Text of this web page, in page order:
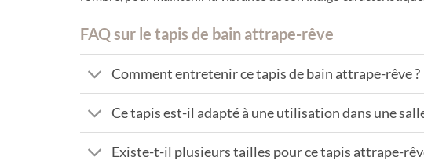
FAQ sur le tapis de bain attrape-rêve
Comment entretenir ce tapis de bain attrape-rêve ?
Ce tapis est-il adapté à une utilisation dans une
Existe-t-il plusieurs tailles pour ce tapis attrape-